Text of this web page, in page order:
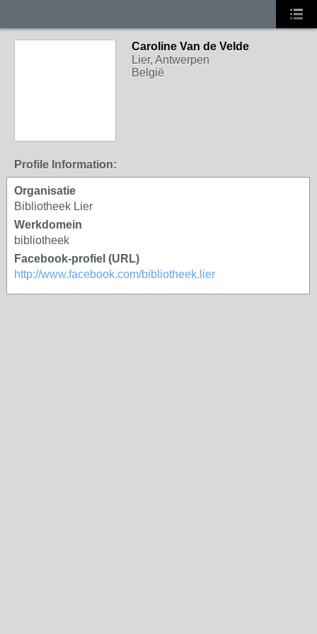
Caroline Van de Velde
Lier, Antwerpen
België
Profile Information:
Organisatie
Bibliotheek Lier
Werkdomein
bibliotheek
Facebook-profiel (URL)
http://www.facebook.com/bibliotheek.lier